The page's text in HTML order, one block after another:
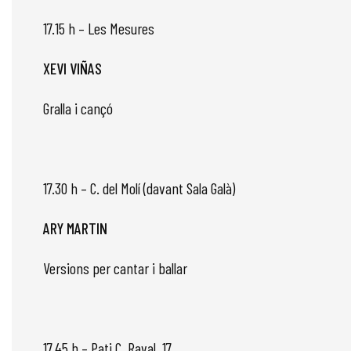
17.15 h – Les Mesures
XEVI VIÑAS
Gralla i cançó
17.30 h – C. del Molí (davant Sala Galà)
ARY MARTIN
Versions per cantar i ballar